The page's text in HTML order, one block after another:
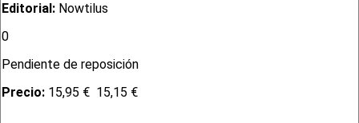
Editorial: Nowtilus
0
Pendiente de reposición
Precio: 15,95 € 15,15 €